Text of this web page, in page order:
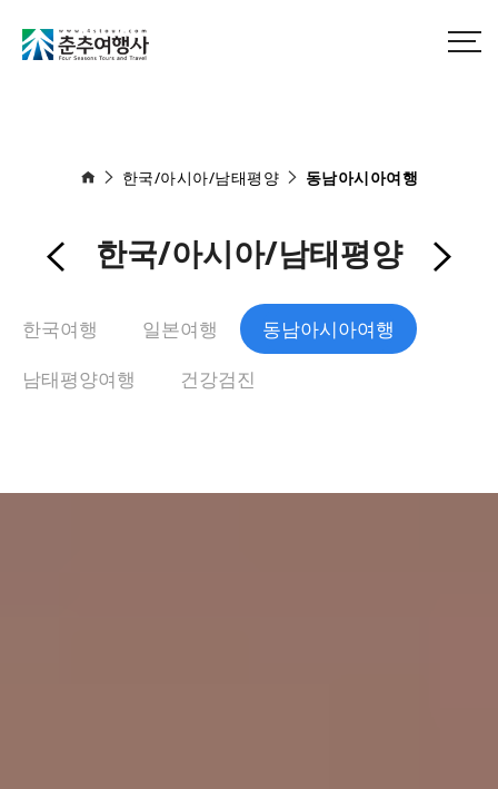
한국/아시아/남태평양 동남아시아여행
한국/아시아/남태평양
한국여행 일본여행
동남아시아여행
남태평양여행
건강검진